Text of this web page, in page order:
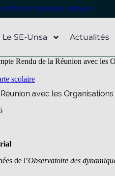
profitez de l’adhésion anticipée
Le SE-Unsa Actualités
Rendu de la Réunion avec les
scolaire
avec les
de l’Observatoire des